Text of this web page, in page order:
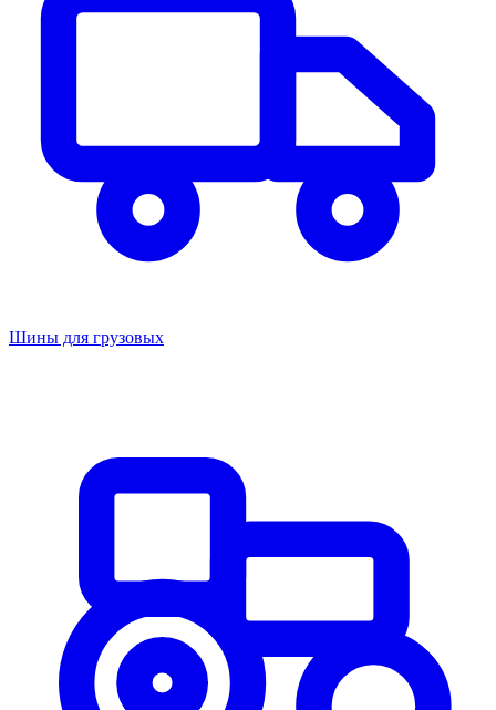
Шины для грузовых